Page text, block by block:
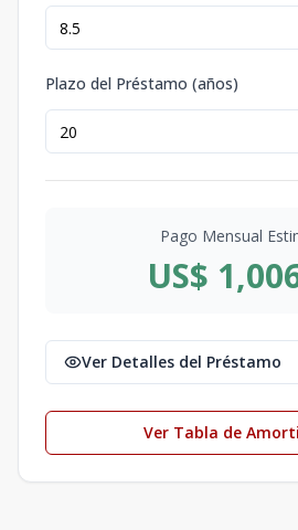
Plazo del Préstamo (años)
Pago Mensual
US$
Ver Detalles del Préstamo
Ver Tabla de